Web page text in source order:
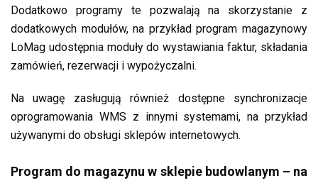
Dodatkowo programy te pozwalają na skorzystanie z
dodatkowych modułów, na przykład program magazynowy
LoMag udostępnia moduły do wystawiania faktur, składania
zamówień, rezerwacji i wypożyczalni.
Na uwagę zasługują również dostępne synchronizacje
oprogramowania WMS z innymi systemami, na przykład
używanymi do obsługi sklepów internetowych.
Program do magazynu w sklepie budowlanym – na